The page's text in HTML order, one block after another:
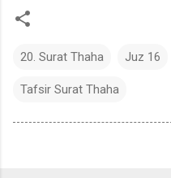
20. Surat Thaha Juz 16
Tafsir Surat Thaha